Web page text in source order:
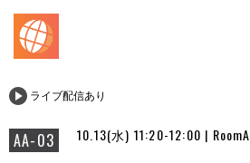
ライブ配信あり
AA-03 10.13(水) 11:20-12:00 | RoomA